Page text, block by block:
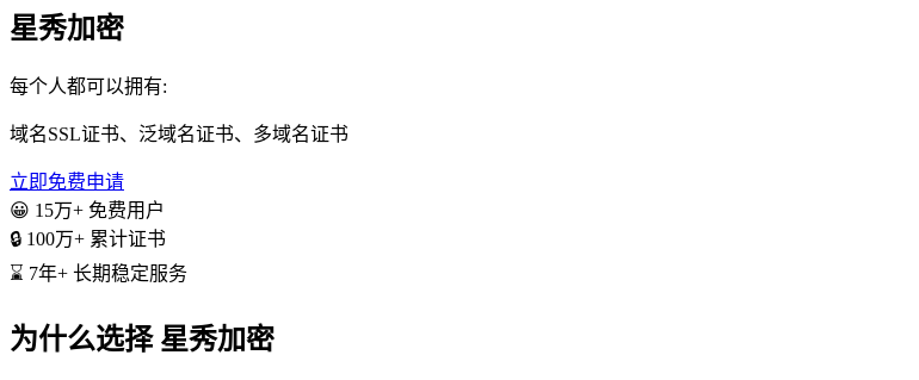
星秀加密
每个人都可以拥有:
域名SSL证书、泛域名证书、多域名证书
立即免费申请
😀 15万+ 免费用户
🔒 100万+ 累计证书
⌛ 7年+ 长期稳定服务
为什么选择 星秀加密